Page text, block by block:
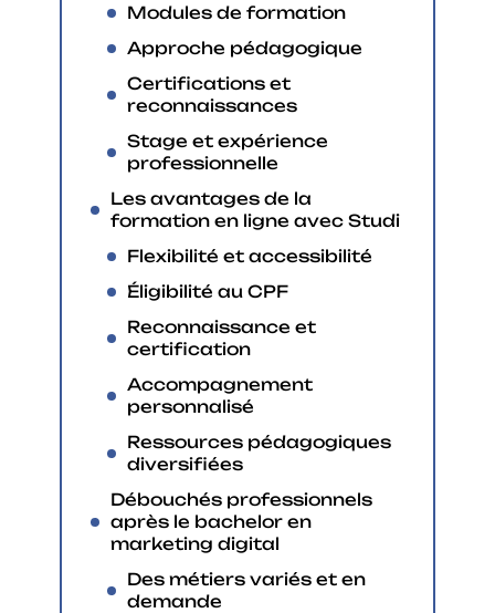
Modules de formation
Approche pédagogique
Certifications et
reconnaissances
Stage et expérience
professionnelle
Les avantages de la
formation en ligne avec Studi
Flexibilité et accessibilité
Éligibilité au CPF
Reconnaissance et
certification
Accompagnement
personnalisé
Ressources pédagogiques
diversifiées
Débouchés professionnels
après le bachelor en
marketing digital
Des métiers variés et en
demande